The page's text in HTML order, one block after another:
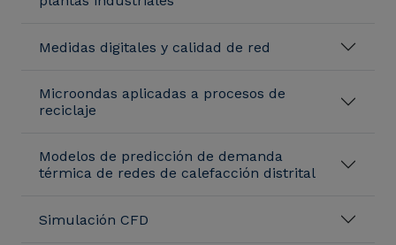
Medidas digitales y calidad de red
Microondas aplicadas a procesos de
reciclaje
Modelos de predicción de demanda
térmica de redes de calefacción distrital
Simulación CFD